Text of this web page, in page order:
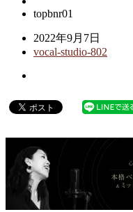
topbnr01
2022年9月7日
vocal-studio-802